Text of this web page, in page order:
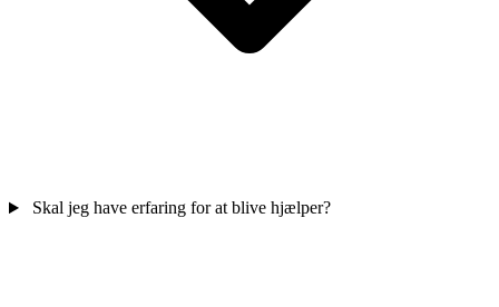
Skal jeg have erfaring for at blive hjælper?